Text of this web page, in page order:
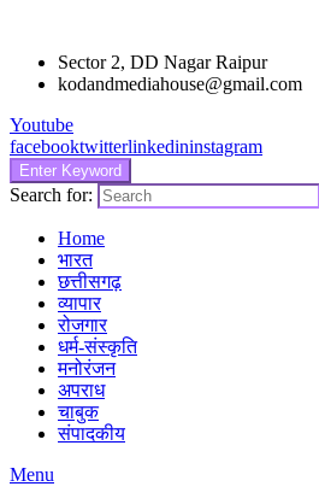
Sector 2, DD Nagar Raipur
kodandmediahouse@gmail.com
Youtube
facebooktwitterlinkedininstagram
Enter Keyword
Search for:
Home
भारत
छत्तीसगढ़
व्यापार
रोजगार
धर्म-संस्कृति
मनोरंजन
अपराध
चाबुक
संपादकीय
Menu